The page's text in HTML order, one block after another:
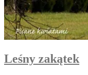
Leśny zakątek